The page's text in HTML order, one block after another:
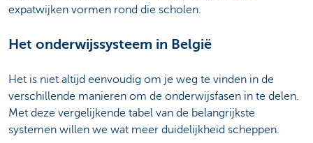
expatwijken vormen rond die scholen.
Het onderwijssysteem in België
Het is niet altijd eenvoudig om je weg te vinden in de
verschillende manieren om de onderwijsfasen in te delen.
Met deze vergelijkende tabel van de belangrijkste
systemen willen we wat meer duidelijkheid scheppen.